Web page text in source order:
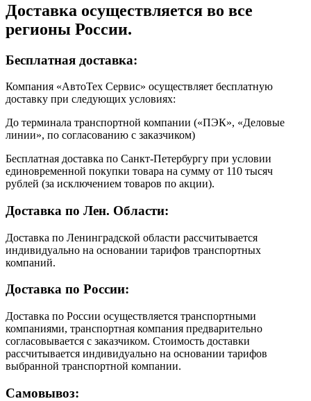
Доставка осуществляется во все
регионы России.
Бесплатная доставка:
Компания «АвтоТех Сервис» осуществляет бесплатную
доставку при следующих условиях:
До терминала транспортной компании («ПЭК», «Деловые
линии», по согласованию с заказчиком)
Бесплатная доставка по Санкт-Петербургу при условии
единовременной покупки товара на сумму от 110 тысяч
рублей (за исключением товаров по акции).
Доставка по Лен. Области:
Доставка по Ленинградской области рассчитывается
индивидуально на основании тарифов транспортных
компаний.
Доставка по России:
Доставка по России осуществляется транспортными
компаниями, транспортная компания предварительно
согласовывается с заказчиком. Стоимость доставки
рассчитывается индивидуально на основании тарифов
выбранной транспортной компании.
Самовывоз: